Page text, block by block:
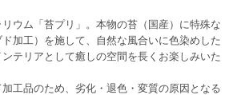
ウム「苔プリ」。本物の苔（国産）に特殊な
加工）を施して、自然な風合いに色染めした
テリアとして癒しの空間を長くお楽しみいた
工品のため、劣化・退色・変質の原因となる